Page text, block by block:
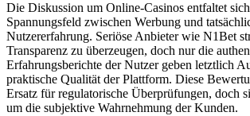
Die Diskussion um Online-Casinos entfaltet
Spannungsfeld zwischen Werbung und
Nutzererfahrung. Seriöse Anbieter wie N1Bet
Transparenz zu überzeugen, doch nur die
Erfahrungsberichte der Nutzer geben letztlich
praktische Qualität der Plattform. Diese
Ersatz für regulatorische Überprüfungen, doch
um die subjektive Wahrnehmung der Kunden.